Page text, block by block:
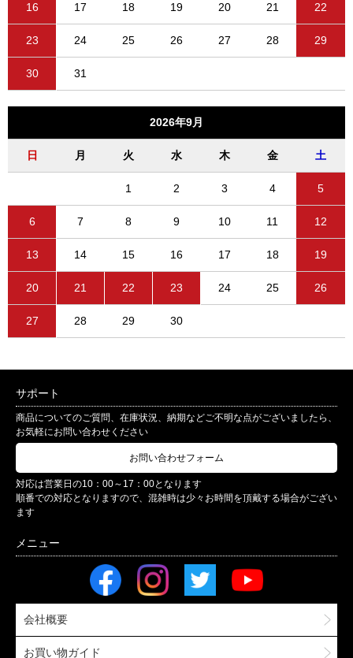
16 17 18 19 20 21 22
23 24 25 26 27 28 29
30 31
2026年9月
日 月 火 水 木 金 土
1 2 3 4 5
6 7 8 9 10 11 12
13 14 15 16 17 18 19
20 21 22 23 24 25 26
27 28 29 30
サポート
商品についてのご質問、在庫状況、納期などご不明な点がございましたら、
お気軽にお問い合わせください
お問い合わせフォーム
対応は営業日の10：00～17：00となります
順番での対応となりますので、混雑時は少々お時間を頂戴する場合がござい
ます
会社概要
お買い物ガイド